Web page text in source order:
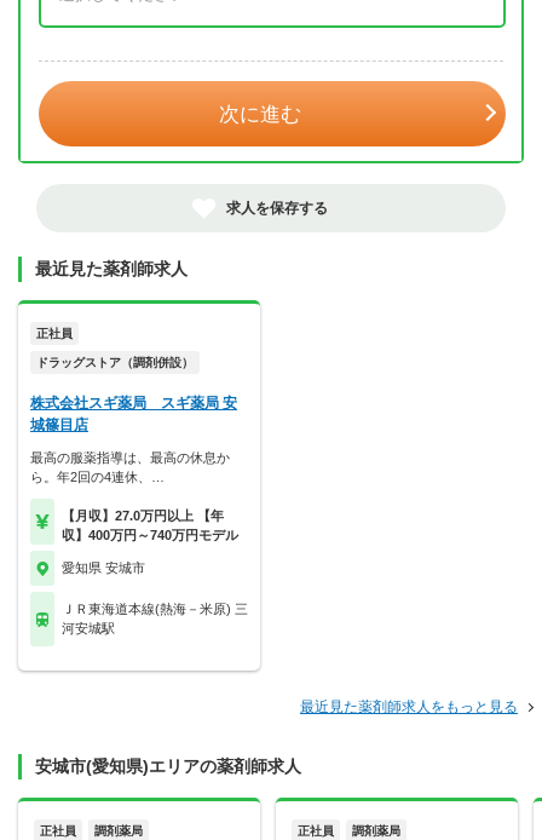
次に進む
求人を保存する
最近見た薬剤師求人
正社員
ドラッグストア（調剤併設）
株式会社スギ薬局 スギ薬局 安
城篠目店
最高の服薬指導は、最高の休息か
ら。年2回の4連休、…
【月収】27.0万円以上 【年
収】400万円～740万円モデル
愛知県 安城市
ＪＲ東海道本線(熱海－米原) 三
河安城駅
最近見た薬剤師求人をもっと見る
安城市(愛知県)エリアの薬剤師求人
正社員 調剤薬局 正社員 調剤薬局